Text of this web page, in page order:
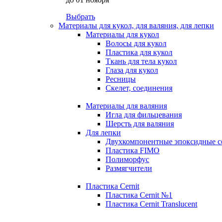
Выбрать
Материалы для кукол, для валяния, для лепки
Материалы для кукол
Волосы для кукол
Пластика для кукол
Ткань для тела кукол
Глаза для кукол
Ресницы
Скелет, соединения
Материалы для валяния
Игла для фильцевания
Шерсть для валяния
Для лепки
Двухкомпонентные эпоксидные
Пластика FIMO
Полиморфус
Размягчители
Пластика Cernit
Пластика Cernit №1
Пластика Cernit Translucent